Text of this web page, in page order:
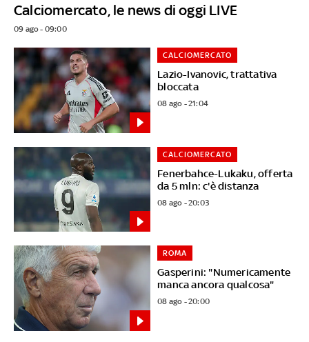
Calciomercato, le news di oggi LIVE
09 ago - 09:00
Lazio-Ivanovic, trattativa
bloccata
CALCIOMERCATO
08 ago - 21:04
Fenerbahce-Lukaku, offerta
da 5 mln: c'è distanza
CALCIOMERCATO
08 ago - 20:03
Gasperini: "Numericamente
manca ancora qualcosa"
ROMA
08 ago - 20:00